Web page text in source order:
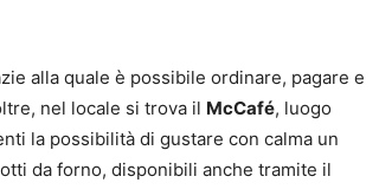
alla quale è possibile ordinare, pagare e
nel locale si trova il McCafé, luogo
la possibilità di gustare con calma un
da forno, disponibili anche tramite il